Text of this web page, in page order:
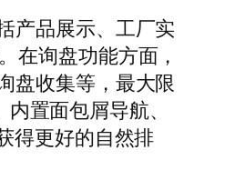
产品展示、工厂实
在询盘功能方面，
盘收集等，最大限
置面包屑导航、
得更好的自然排